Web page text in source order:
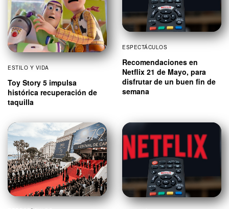
ESTILO Y VIDA
Toy Story 5 impulsa
histórica recuperación de
taquilla
ESPECTÁCULOS
Recomendaciones en
Netflix 21 de Mayo, para
disfrutar de un buen fin de
semana